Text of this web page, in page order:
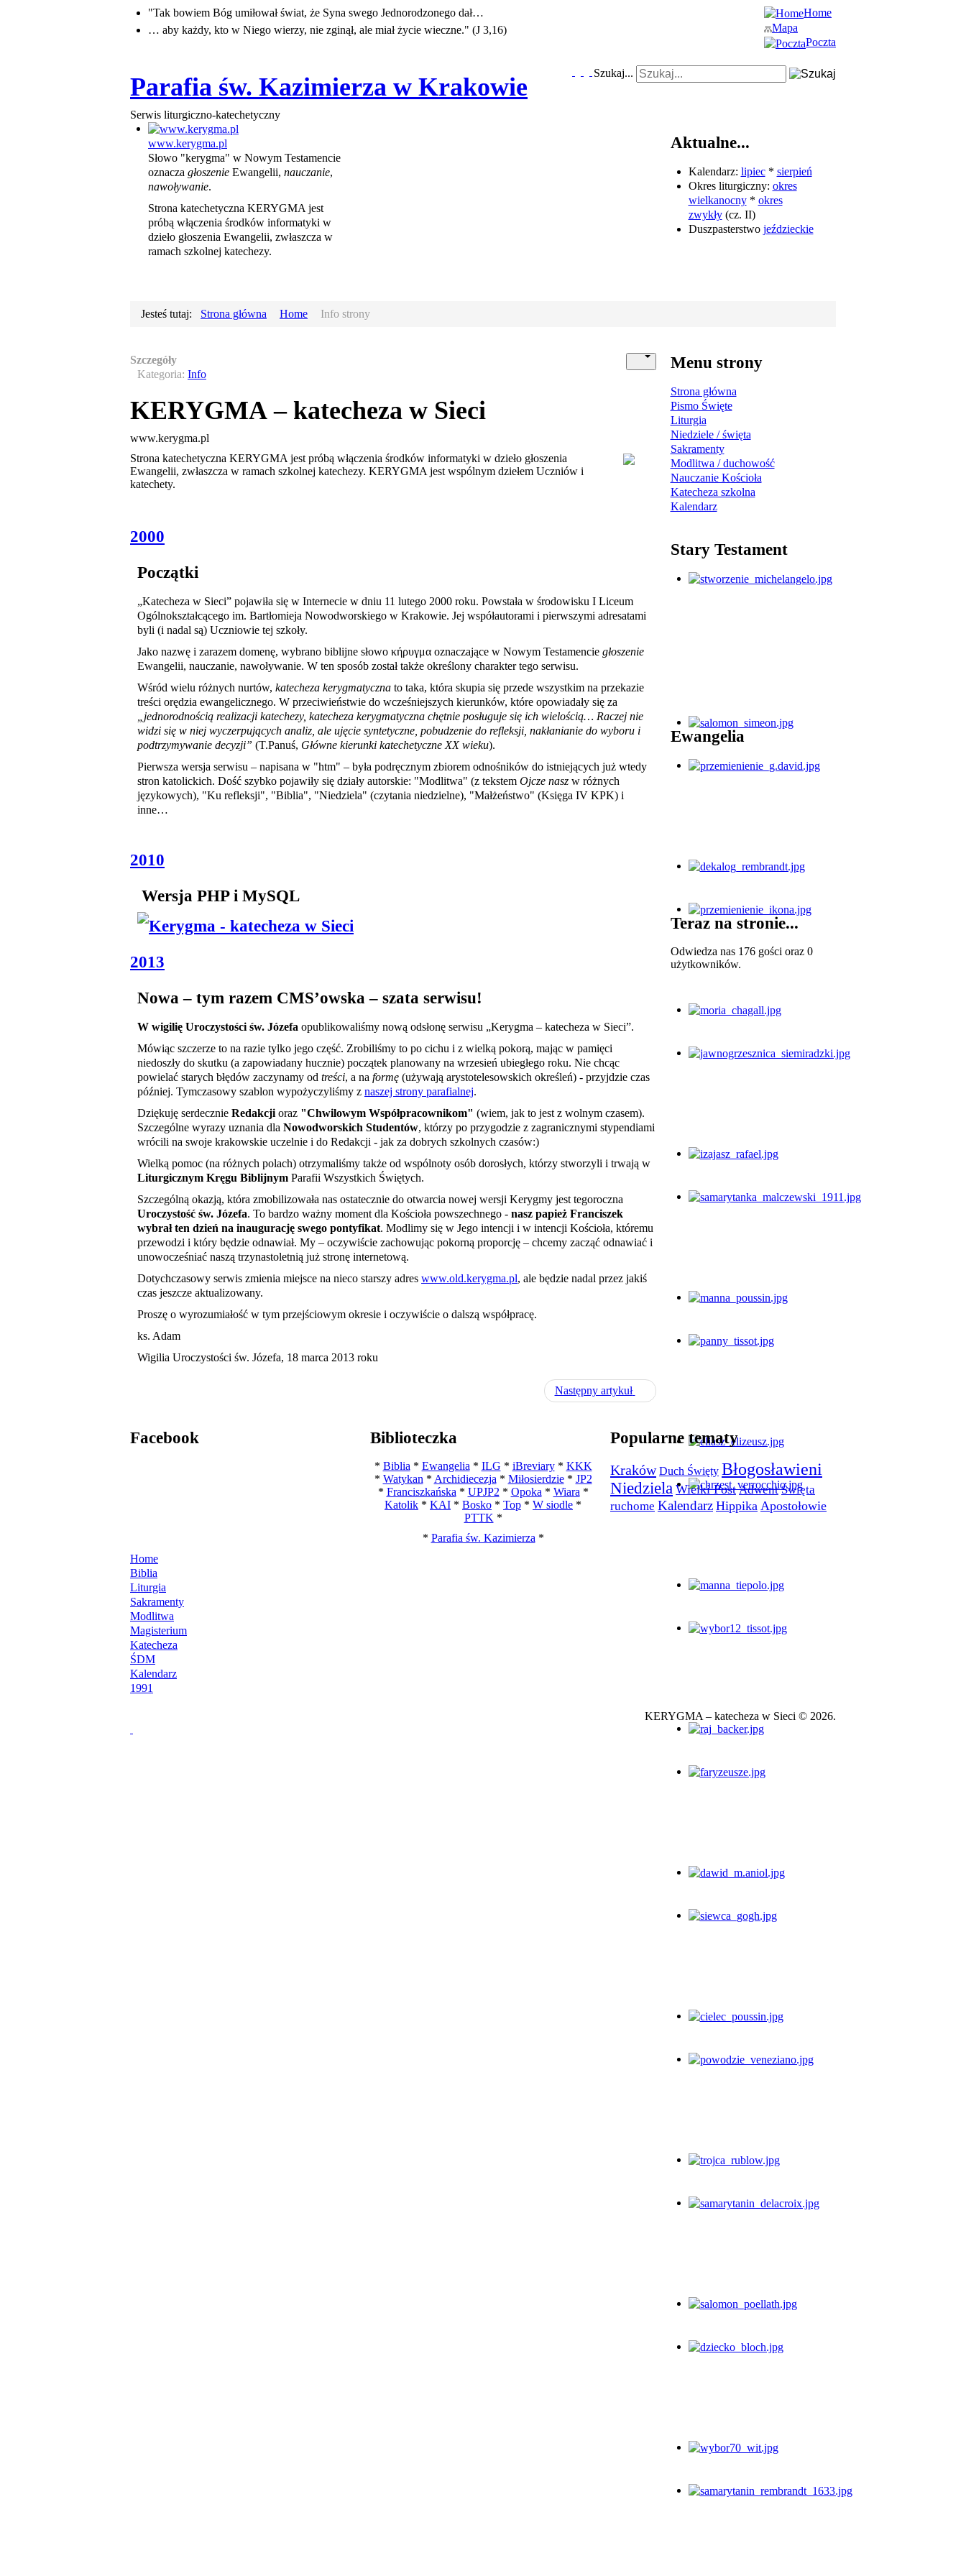
"Tak bowiem Bóg umiłował świat, że Syna swego Jednorodzonego dał…
… aby każdy, kto w Niego wierzy, nie zginął, ale miał życie wieczne." (J 3,16)
Home
Mapa
Poczta
Parafia św. Kazimierza w Krakowie
Serwis liturgiczno-katechetyczny
Szukaj...
www.kerygma.pl
Słowo "kerygma" w Nowym Testamencie
oznacza głoszenie Ewangelii, nauczanie,
nawoływanie.
Strona katechetyczna KERYGMA jest
próbą włączenia środków informatyki w
dzieło głoszenia Ewangelii, zwłaszcza w
ramach szkolnej katechezy.
Aktualne...
Kalendarz: lipiec* sierpień
Okres liturgiczny: okres
wielkanocny* okres
zwykły(cz. II)
Duszpasterstwo jeździeckie
Jesteś tutaj: Strona główna Home Info strony
Szczegóły
Kategoria: Info
KERYGMA – katecheza w Sieci
www.kerygma.pl
Strona katechetyczna KERYGMA jest próbą włączenia środków informatyki w dzieło głoszenia
Ewangelii, zwłaszcza w ramach szkolnej katechezy. KERYGMA jest wspólnym dziełem Uczniów i
katechety.
2000
Początki
„Katecheza w Sieci” pojawiła się w Internecie w dniu 11 lutego 2000 roku. Powstała w środowisku I Liceum
Ogólnokształcącego im. Bartłomieja Nowodworskiego w Krakowie. Jej współautorami i pierwszymi adresatami
byli (i nadal są) Uczniowie tej szkoły.
Jako nazwę i zarazem domenę, wybrano biblijne słowo κήρυγμα oznaczające w Nowym Testamencie głoszenie
Ewangelii, nauczanie, nawoływanie. W ten sposób został także określony charakter tego serwisu.
Wśród wielu różnych nurtów, katecheza kerygmatyczna to taka, która skupia się przede wszystkim na przekazie
treści orędzia ewangelicznego. W przeciwieństwie do wcześniejszych kierunków, które opowiadały się za
„jednorodnością realizacji katechezy, katecheza kerygmatyczna chętnie posługuje się ich wielością… Raczej nie
widzi się w niej wyczerpujących analiz, ale ujęcie syntetyczne, pobudzenie do refleksji, nakłanianie do wyboru i
podtrzymywanie decyzji” (T.Panuś, Główne kierunki katechetyczne XX wieku).
Pierwsza wersja serwisu – napisana w "htm" – była podręcznym zbiorem odnośników do istniejących już wtedy
stron katolickich. Dość szybko pojawiły się działy autorskie: "Modlitwa" (z tekstem Ojcze nasz w różnych
językowych), "Ku refleksji", "Biblia", "Niedziela" (czytania niedzielne), "Małżeństwo" (Księga IV KPK) i
inne…
2010
Wersja PHP i MySQL
2013
Nowa – tym razem CMS’owska – szata serwisu!
W wigilię Uroczystości św. Józefa opublikowaliśmy nową odsłonę serwisu „Kerygma – katecheza w Sieci”.
Mówiąc szczerze to na razie tylko jego część. Zrobiliśmy to po cichu i z wielką pokorą, mając w pamięci
niedoszły do skutku (a zapowiadany hucznie) początek planowany na wrzesień ubiegłego roku. Nie chcąc
powielać starych błędów zaczynamy od treści, a na formę (używają arystotelesowskich określeń) - przyjdzie czas
później. Tymczasowy szablon wypożyczyliśmy z naszej strony parafialnej.
Dziękuję serdecznie Redakcji oraz "Chwilowym Współpracownikom" (wiem, jak to jest z wolnym czasem).
Szczególne wyrazy uznania dla Nowodworskich Studentów, którzy po przygodzie z zagranicznymi stypendiami
wrócili na swoje krakowskie uczelnie i do Redakcji - jak za dobrych szkolnych czasów:)
Wielką pomoc (na różnych polach) otrzymaliśmy także od wspólnoty osób dorosłych, którzy stworzyli i trwają w
Liturgicznym Kręgu Biblijnym Parafii Wszystkich Świętych.
Szczególną okazją, która zmobilizowała nas ostatecznie do otwarcia nowej wersji Kerygmy jest tegoroczna
Uroczystość św. Józefa. To bardzo ważny moment dla Kościoła powszechnego - nasz papież Franciszek
wybrał ten dzień na inaugurację swego pontyfikat. Modlimy się w Jego intencji i w intencji Kościoła, któremu
przewodzi i który będzie odnawiał. My – oczywiście zachowując pokorną proporcję – chcemy zacząć odnawiać i
unowocześniać naszą trzynastoletnią już stronę internetową.
Dotychczasowy serwis zmienia miejsce na nieco starszy adres www.old.kerygma.pl, ale będzie nadal przez jakiś
czas jeszcze aktualizowany.
Proszę o wyrozumiałość w tym przejściowym okresie i oczywiście o dalszą współpracę.
ks. Adam
Wigilia Uroczystości św. Józefa, 18 marca 2013 roku
Następny artykuł
Menu strony
Strona główna
Pismo Święte
Liturgia
Niedziele / święta
Sakramenty
Modlitwa / duchowość
Nauczanie Kościoła
Katecheza szkolna
Kalendarz
Stary Testament
Ewangelia
Teraz na stronie...
Odwiedza nas 176 gości oraz 0
użytkowników.
Facebook Biblioteczka
* Biblia * Ewangelia * ILG * iBreviary* KKK
* Watykan * Archidiecezja * Miłosierdzie* JP2
* Franciszkańska * UPJP2 * Opoka * Wiara *
Katolik * KAI * Bosko * Top * W siodle *
PTTK *
* Parafia św. Kazimierza *
Popularne tematy
Kraków Duch Święty Błogosławieni
Niedziela Wielki Post Adwent Święta
ruchome Kalendarz Hippika Apostołowie
Home
Biblia
Liturgia
Sakramenty
Modlitwa
Magisterium
Katecheza
ŚDM
Kalendarz
1991
KERYGMA – katecheza w Sieci © 2026.